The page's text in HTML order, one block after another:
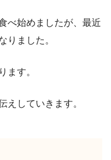
べ始めましたが、最近
りました。
ます。
えしていきます。